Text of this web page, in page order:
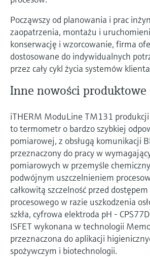
Począwszy od planowania i prac
zaopatrzenia, montażu i
konserwację i wzorcowanie, firma
dostosowane do indywidualnych
przez cały cykl życia systemów
Inne nowości produktowe
iTHERM ModuLine TM131
to termometr o bardzo szybkiej
pomiarowej, z obsługą komunikacji
przeznaczony do pracy w
pomiarowych w przemyśle
podwójnym uszczelnieniem
całkowitą szczelność przed
procesowego w razie uszkodzenia
szkła, cyfrowa elektroda pH -
ISFET wykonana w technologii
przeznaczona do aplikacji
spożywczym i biotechnologii.